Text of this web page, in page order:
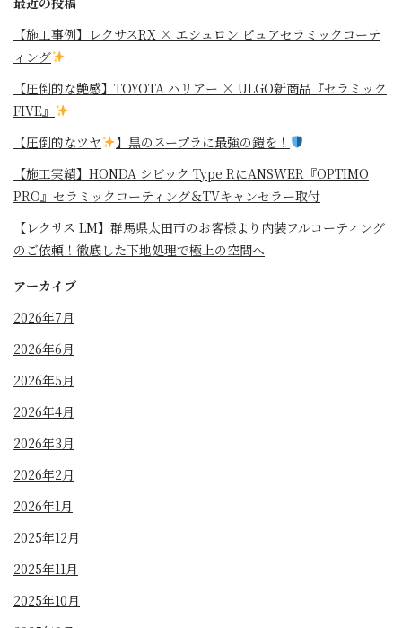
【施工事例】レクサスRX × エシュロン ピュアセラミックコーテ
ィング
【圧倒的な艶感】TOYOTA ハリアー × ULGO新商品『セラミック
FIVE』
【圧倒的なツヤ
】黒のスープラに最強の鎧を！
⁡【施工実績】HONDA シビック Type RにANSWER『OPTIMO
PRO』セラミックコーティング＆TVキャンセラー取付
【レクサス LM】群馬県太田市のお客様より内装フルコーティング
のご依頼！徹底した下地処理で極上の空間へ
アーカイブ
2026年7月
2026年6月
2026年5月
2026年4月
2026年3月
2026年2月
2026年1月
2025年12月
2025年11月
2025年10月